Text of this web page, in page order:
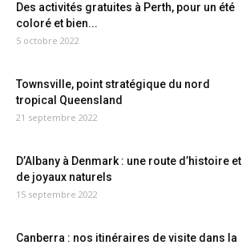
Des activités gratuites à Perth, pour un été
coloré et bien...
5 octobre 2022
Townsville, point stratégique du nord
tropical Queensland
21 septembre 2022
D’Albany à Denmark : une route d’histoire et
de joyaux naturels
15 septembre 2022
Canberra : nos itinéraires de visite dans la